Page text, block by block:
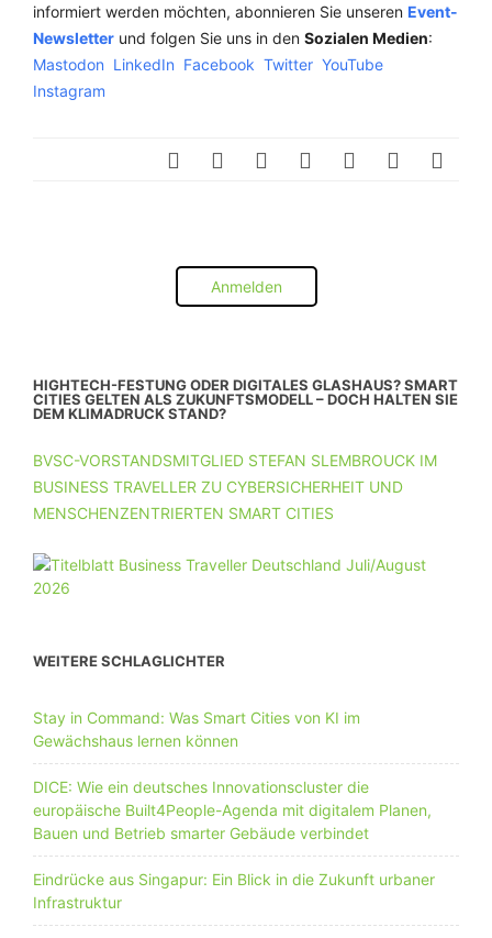
informiert werden möchten, abonnieren Sie unseren Event-
Newsletter und folgen Sie uns in den Sozialen Medien:
Mastodon LinkedIn Facebook Twitter YouTube
Instagram
Anmelden
HIGHTECH-FESTUNG ODER DIGITALES GLASHAUS? SMART
CITIES GELTEN ALS ZUKUNFTSMODELL – DOCH HALTEN SIE
DEM KLIMADRUCK STAND?
BVSC-VORSTANDSMITGLIED STEFAN SLEMBROUCK IM
BUSINESS TRAVELLER ZU CYBERSICHERHEIT UND
MENSCHENZENTRIERTEN SMART CITIES
WEITERE SCHLAGLICHTER
Stay in Command: Was Smart Cities von KI im
Gewächshaus lernen können
DICE: Wie ein deutsches Innovationscluster die
europäische Built4People-Agenda mit digitalem Planen,
Bauen und Betrieb smarter Gebäude verbindet
Eindrücke aus Singapur: Ein Blick in die Zukunft urbaner
Infrastruktur